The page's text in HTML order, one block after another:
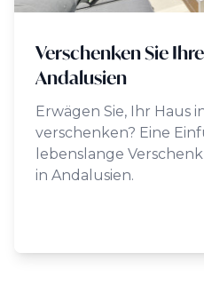
Verschenken Sie
Andalusien
Erwägen Sie, Ihr Haus
verschenken? Eine
lebenslange
in Andalusien.